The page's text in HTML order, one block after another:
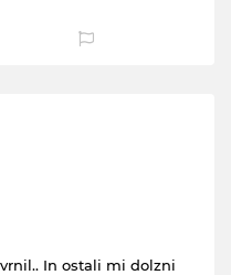
In ostali mi dolzni